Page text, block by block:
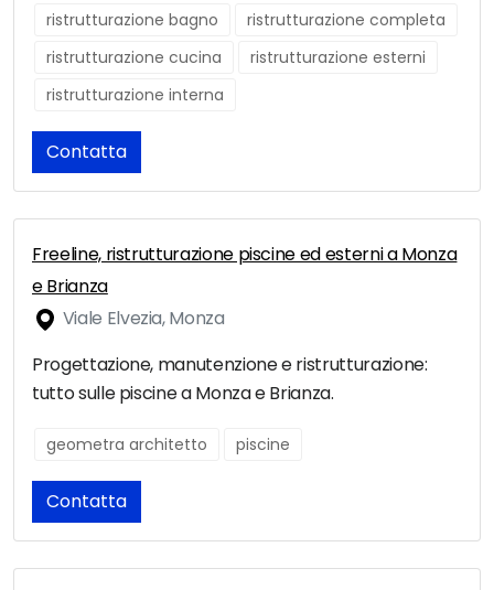
ristrutturazione bagno
ristrutturazione completa
ristrutturazione cucina
ristrutturazione esterni
ristrutturazione interna
Contatta
Freeline, ristrutturazione piscine ed esterni a Monza
e Brianza
Viale Elvezia, Monza
Progettazione, manutenzione e ristrutturazione:
tutto sulle piscine a Monza e Brianza.
geometra architetto piscine
Contatta